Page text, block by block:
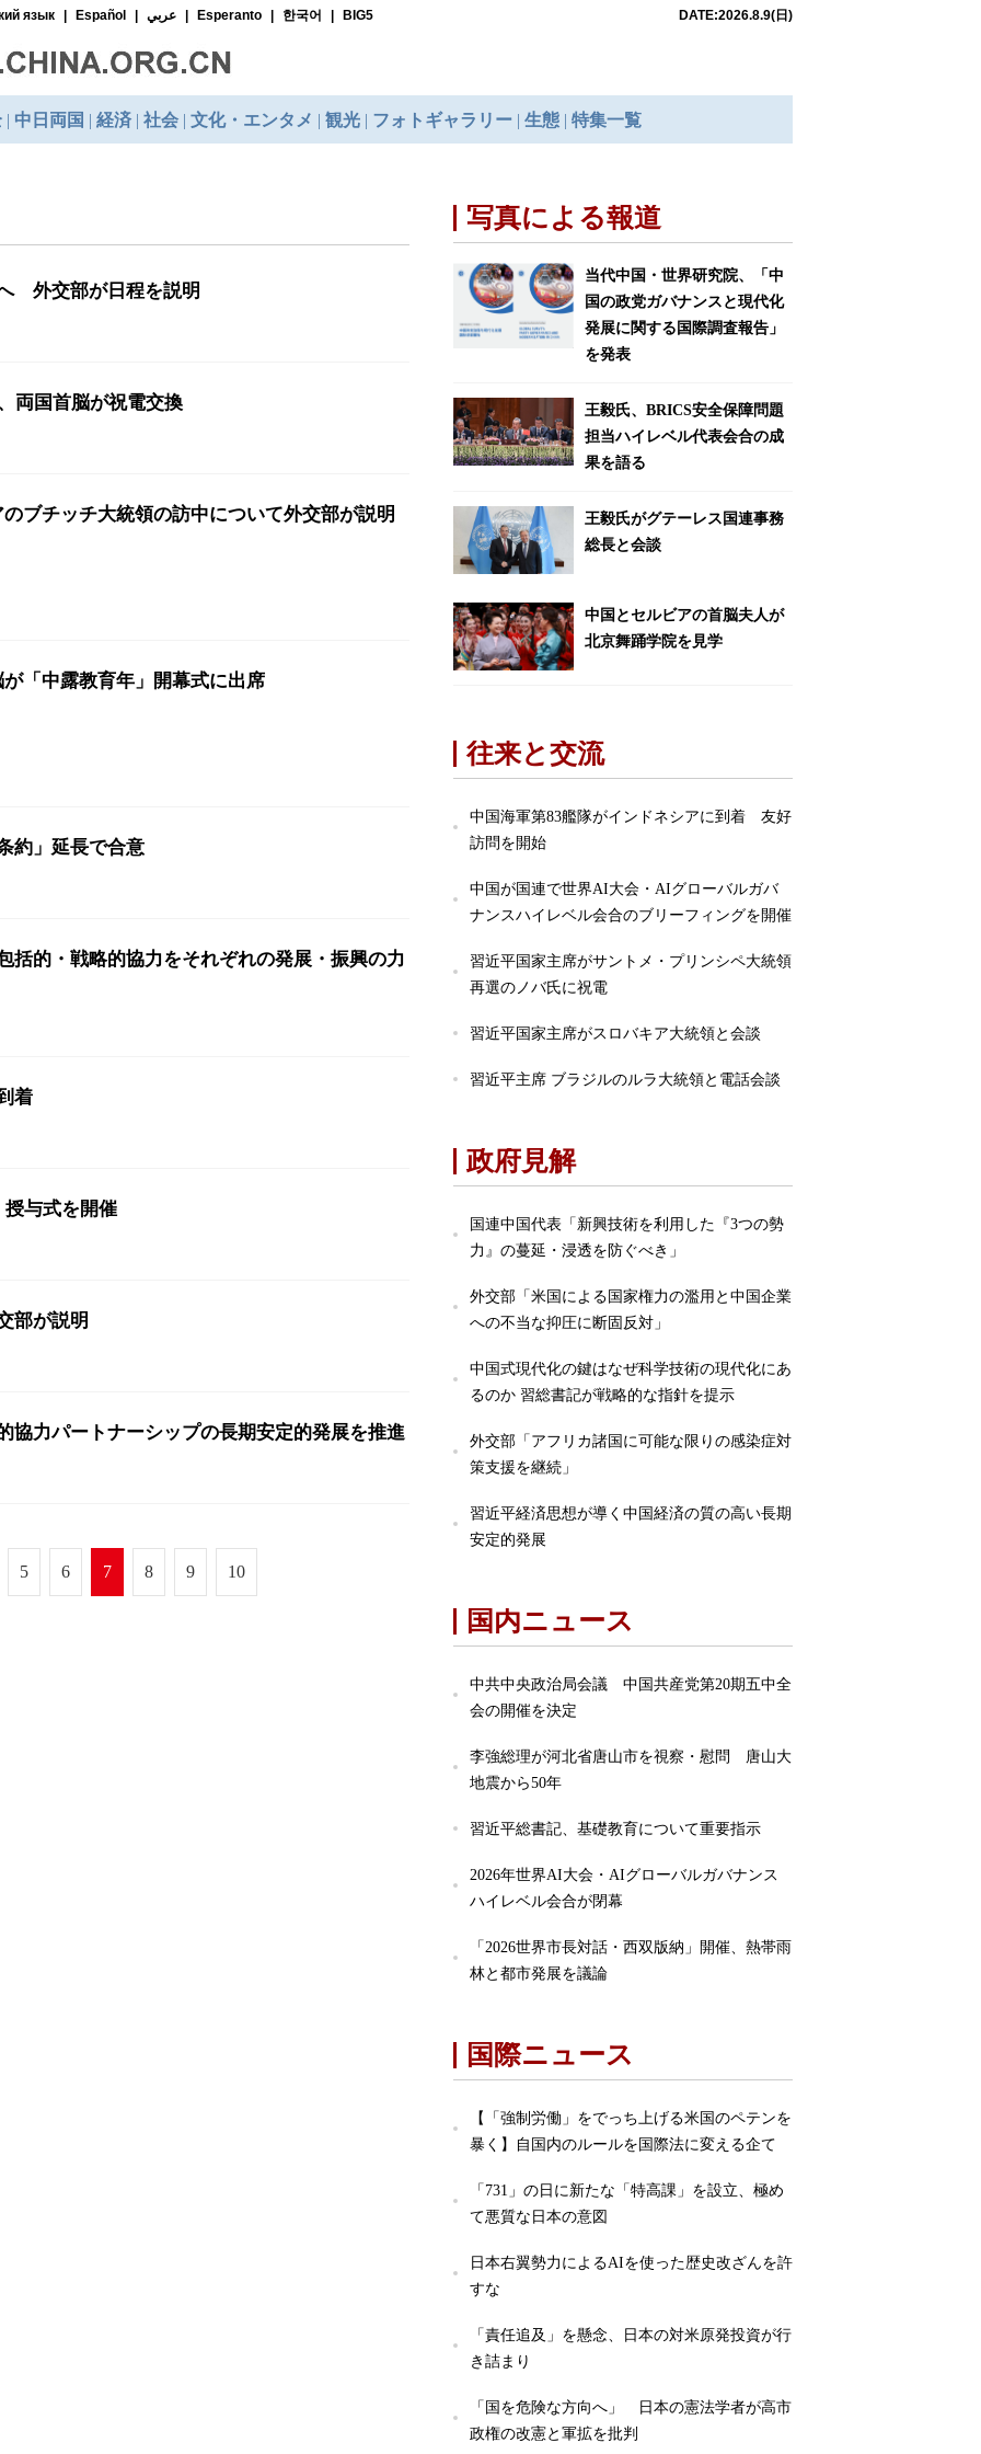
外交部が日程を説明
両国首脳が祝電交換
のブチッチ大統領の訪中について外交部が説明
が「中露教育年」開幕式に出席
約」延長で合意
括的・戦略的協力をそれぞれの発展・振興の力
着
与式を開催
部が説明
協力パートナーシップの長期安定的発展を推進
5 6 7 8 9 10
写真による報道
当代中国・世界研究院、「中
国の政党ガバナンスと現代化
発展に関する国際調査報告」
を発表
王毅氏、BRICS安全保障問題
担当ハイレベル代表会合の成
果を語る
王毅氏がグテーレス国連事務
総長と会談
中国とセルビアの首脳夫人が
北京舞踊学院を見学
往来と交流
中国海軍第83艦隊がインドネシアに到着 友好
訪問を開始
中国が国連で世界AI大会・AIグローバルガバ
ナンスハイレベル会合のブリーフィングを開催
習近平国家主席がサントメ・プリンシペ大統領
再選のノバ氏に祝電
習近平国家主席がスロバキア大統領と会談
習近平主席 ブラジルのルラ大統領と電話会談
政府見解
国連中国代表「新興技術を利用した『3つの勢
力』の蔓延・浸透を防ぐべき」
外交部「米国による国家権力の濫用と中国企業
への不当な抑圧に断固反対」
中国式現代化の鍵はなぜ科学技術の現代化にあ
るのか 習総書記が戦略的な指針を提示
外交部「アフリカ諸国に可能な限りの感染症対
策支援を継続」
習近平経済思想が導く中国経済の質の高い長期
安定的発展
国内ニュース
中共中央政治局会議 中国共産党第20期五中全
会の開催を決定
李強総理が河北省唐山市を視察・慰問 唐山大
地震から50年
習近平総書記、基礎教育について重要指示
2026年世界AI大会・AIグローバルガバナンス
ハイレベル会合が閉幕
「2026世界市長対話・西双版納」開催、熱帯雨
林と都市発展を議論
国際ニュース
【「強制労働」をでっち上げる米国のペテンを
暴く】自国内のルールを国際法に変える企て
「731」の日に新たな「特高課」を設立、極め
て悪質な日本の意図
日本右翼勢力によるAIを使った歴史改ざんを許
すな
「責任追及」を懸念、日本の対米原発投資が行
き詰まり
「国を危険な方向へ」 日本の憲法学者が高市
政権の改憲と軍拡を批判